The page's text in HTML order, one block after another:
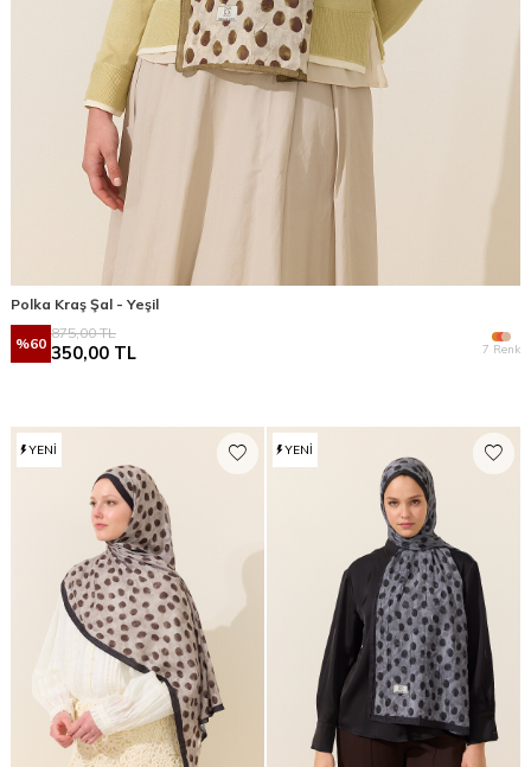
Polka Kraş Şal - Yeşil
%60
875,00TL
350,00 TL 7 Renk
YENI YENI